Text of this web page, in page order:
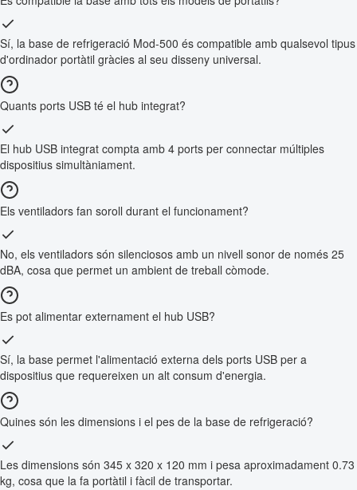
Sí, la base de refrigeració Mod-500 és compatible amb qualsevol tipus
d'ordinador portàtil gràcies al seu disseny universal.
Quants ports USB té el hub integrat?
El hub USB integrat compta amb 4 ports per connectar múltiples
dispositius simultàniament.
Els ventiladors fan soroll durant el funcionament?
No, els ventiladors són silenciosos amb un nivell sonor de només 25
dBA, cosa que permet un ambient de treball còmode.
Es pot alimentar externament el hub USB?
Sí, la base permet l'alimentació externa dels ports USB per a
dispositius que requereixen un alt consum d'energia.
Quines són les dimensions i el pes de la base de refrigeració?
Les dimensions són 345 x 320 x 120 mm i pesa aproximadament 0.73
kg, cosa que la fa portàtil i fàcil de transportar.